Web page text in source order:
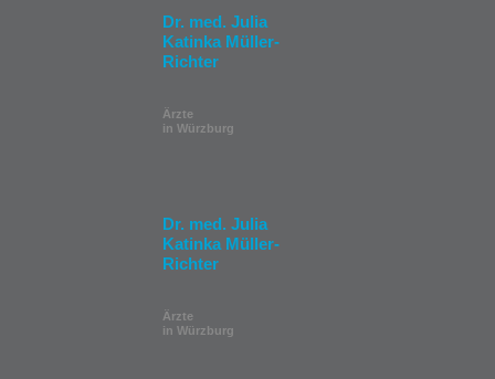
Dr. med. Julia
Katinka Müller-
Richter
Ärzte
in Würzburg
Dr. med. Julia
Katinka Müller-
Richter
Ärzte
in Würzburg